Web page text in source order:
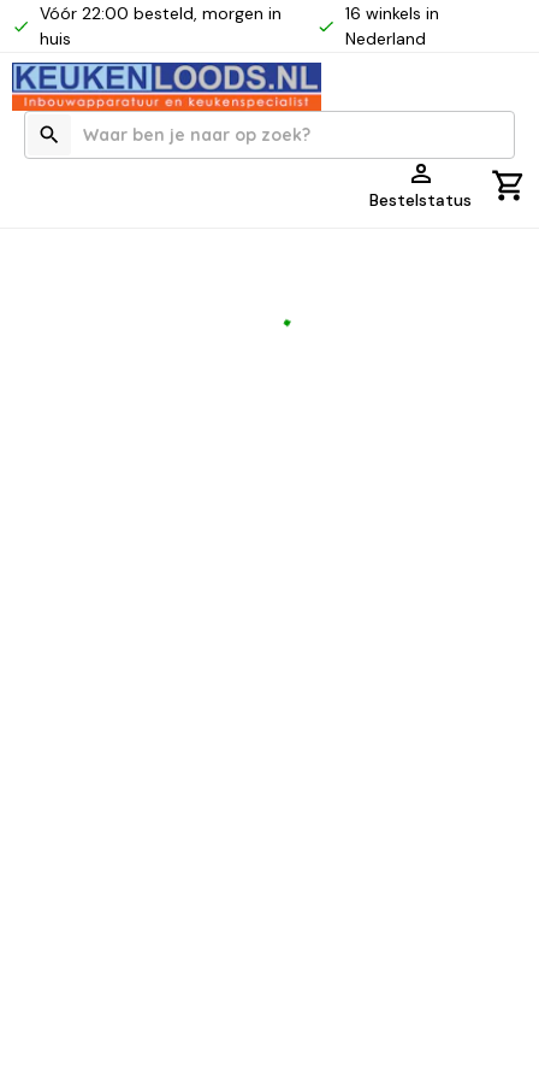
Vóór 22:00 besteld, morgen in
huis
16 winkels in
Nederland
Bestelstatus